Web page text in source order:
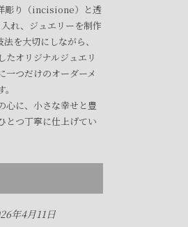
彫り（incisione）と透
れ、ジュエリーを制作
を大切にしながら、
たオリジナルジュエリ
一つだけのオーダーメ
心に、小さな幸せと豊
とつ丁寧に仕上げてい
年4月11日